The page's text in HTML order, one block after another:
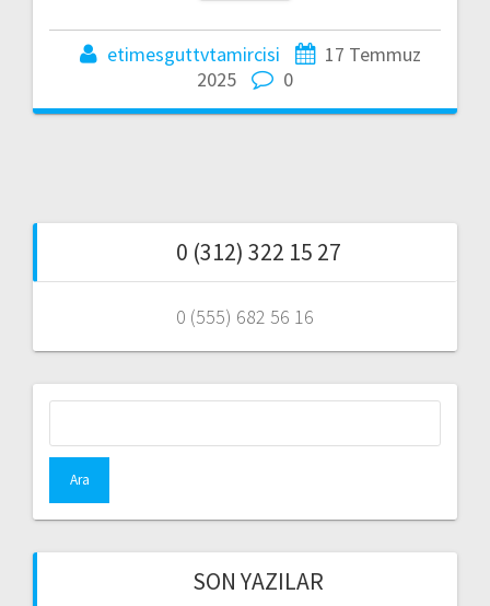
etimesguttvtamircisi
17 Temmuz
2025
0
0 (312) 322 15 27
0 (555) 682 56 16
SON YAZILAR